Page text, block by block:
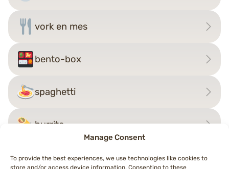
Manage Consent
To provide the best experiences, we use technologies like cookies to
store and/or access device information. Consenting to these
vork en mes
bento-box
spaghetti
burrito